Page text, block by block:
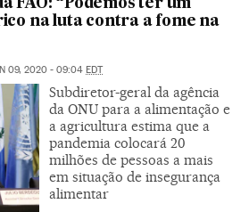
FAO: “Podemos ter um
na luta contra a fome na
09, 2020 - 09:04 EDT
Subdiretor-geral da agência
da ONU para a alimentação e
a agricultura estima que a
pandemia colocará 20
milhões de pessoas a mais
em situação de insegurança
alimentar